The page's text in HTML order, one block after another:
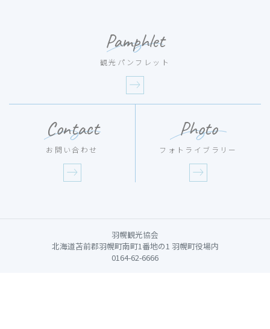
Pamphlet
観光パンフレット
Contact
お問い合わせ
Photo
フォトライブラリー
羽幌観光協会
北海道苫前郡羽幌町南町1番地の1 羽幌町役場内
0164-62-6666